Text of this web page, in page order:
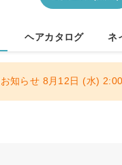
ヘアカタログ ネ
知らせ 8月12日 (水)